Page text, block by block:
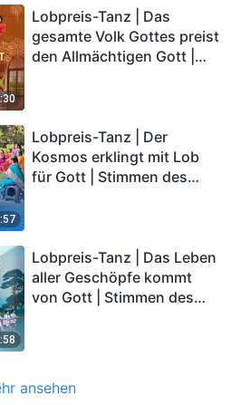
Lobpreis-Tanz | Das
gesamte Volk Gottes preist
den Allmächtigen Gott |
Lobpreis-Tanz | Der
Kosmos erklingt mit Lob
für Gott | Stimmen des
Lobpreis-Tanz | Das Leben
aller Geschöpfe kommt
von Gott | Stimmen des
ansehen